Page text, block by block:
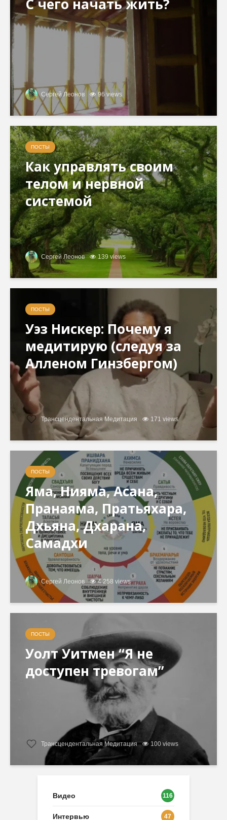
С чего начать жить?
Сергей Леонов 96 views
ПОСТЫ
Как управлять своим
телом и нервной
системой
Сергей Леонов 139 views
ПОСТЫ
Уэз Нискер: Почему я
медитирую (следуя за
Алленом Гинзбергом)
Трансцендентальная Медитация 171 views
ПОСТЫ
Яма, Нияма, Асана,
Пранаяма, Пратьяхара,
Дхьяна, Дхарана,
Самадхи
Сергей Леонов 4 258 views
ПОСТЫ
Уолт Уитмен “Я не
доступен тревогам”
Трансцендентальная Медитация 100 views
Видео 116
Интервью 47